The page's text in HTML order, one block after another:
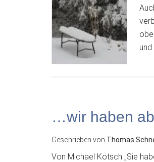
…wir haben
Geschrieben von Thomas
Von Michael Kotsch „Sie